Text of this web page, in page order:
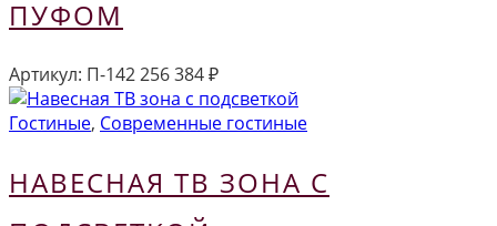
ПУФОМ
Артикул: П-142256 384₽
Гостиные, Современные гостиные
НАВЕСНАЯ ТВ ЗОНА С